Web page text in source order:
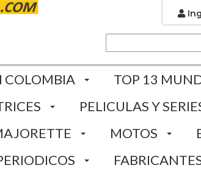
COLOMBIA TOP 13
PELICULAS Y
MOTOS